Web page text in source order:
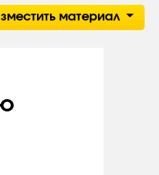
материал